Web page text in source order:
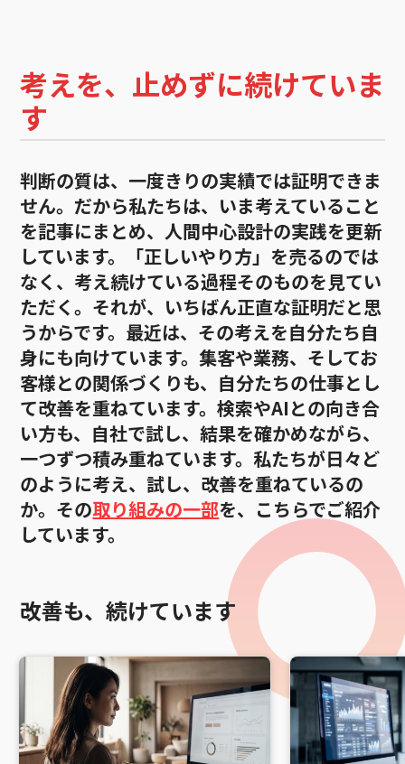
考えを、止めずに続けていま
す
判断の質は、一度きりの実績では証明できま
せん。だから私たちは、いま考えていること
を記事にまとめ、人間中心設計の実践を更新
しています。「正しいやり方」を売るのでは
なく、考え続けている過程そのものを見てい
ただく。それが、いちばん正直な証明だと思
うからです。最近は、その考えを自分たち自
身にも向けています。集客や業務、そしてお
客様との関係づくりも、自分たちの仕事とし
て改善を重ねています。検索やAIとの向き合
い方も、自社で試し、結果を確かめながら、
一つずつ積み重ねています。私たちが日々ど
のように考え、試し、改善を重ねているの
か。その取り組みの一部を、こちらでご紹介
しています。
改善も、続けています